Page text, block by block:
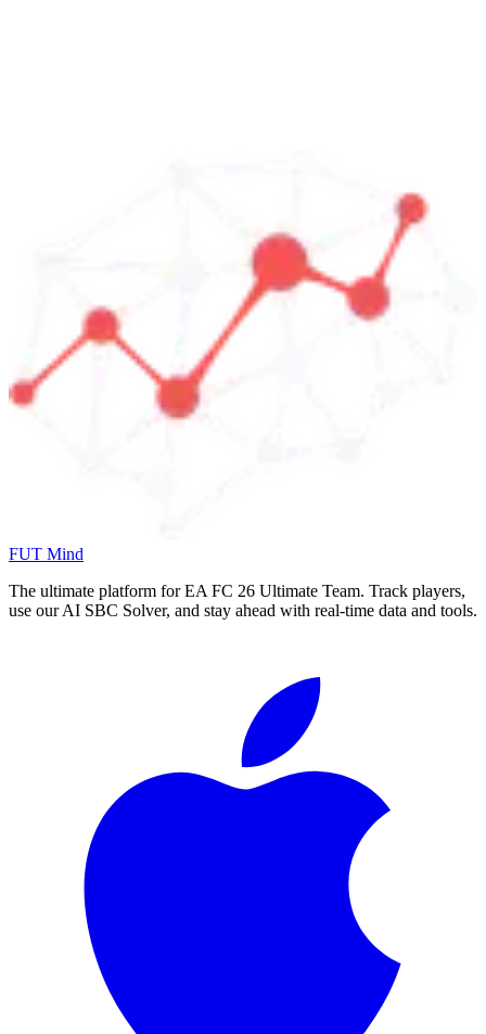
FUT Mind
The ultimate platform for EA FC 26 Ultimate Team. Track players,
use our AI SBC Solver, and stay ahead with real-time data and tools.